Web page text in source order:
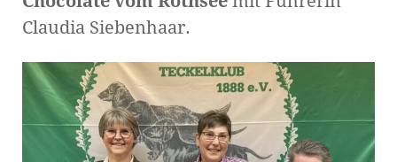
Claudia Siebenhaar.